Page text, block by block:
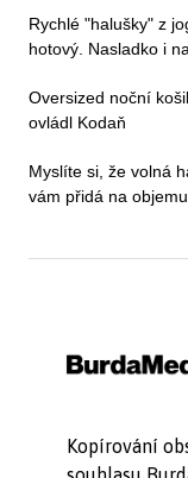
Rychlé "halušky" z
hotový. Nasladko i
Oversized noční
ovládl Kodaň
Myslíte si, že volná
vám přidá na
Kopírování